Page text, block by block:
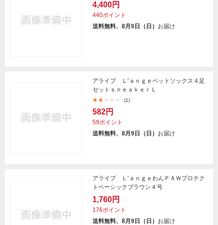
4,400円
440ポイント
送料無料、8月9日（日） お届け
アライブ Ｌ’ａｎｇｅペットソックス４足
セットｓｎｅａｋｅｒＬ
(1)
582円
59ポイント
送料無料、8月9日（日） お届け
アライブ Ｌ’ａｎｇｅわんＰＡＷプロテク
トベーシックブラウン４号
1,760円
176ポイント
送料無料、8月9日（日） お届け